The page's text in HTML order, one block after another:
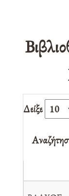
Δείξε